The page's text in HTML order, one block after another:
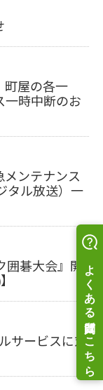
町屋の各一
一時中断のお
メンテナンス
タル放送）一
囲碁大会』開
サービスに対